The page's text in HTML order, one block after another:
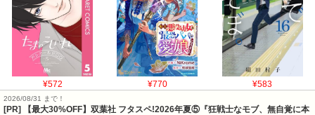
¥572 ¥770 ¥583
2026/08/31 まで！
[PR] 【最大30%OFF】双葉社 フタスペ!2026年夏⑤『狂戦士なモブ、無自覚に本